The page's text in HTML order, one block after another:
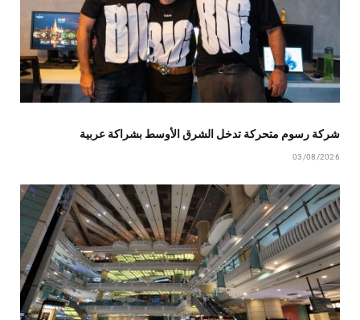
شركة رسوم متحركة تدخل الشرق الأوسط بشراكة عربية
03/08/2026